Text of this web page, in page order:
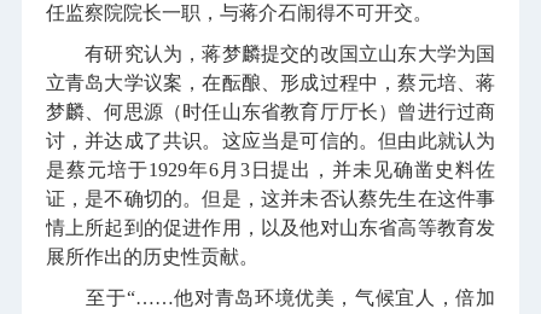
任监察院院长一职，与蒋介石闹得不可开交。
有研究认为，蒋梦麟提交的改国立山东大学为国
立青岛大学议案，在酝酿、形成过程中，蔡元培、蒋
梦麟、何思源（时任山东省教育厅厅长）曾进行过商
讨，并达成了共识。这应当是可信的。但由此就认为
是蔡元培于1929年6月3日提出，并未见确凿史料佐
证，是不确切的。但是，这并未否认蔡先生在这件事
情上所起到的促进作用，以及他对山东省高等教育发
展所作出的历史性贡献。
至于“……他对青岛环境优美，气候宜人，倍加